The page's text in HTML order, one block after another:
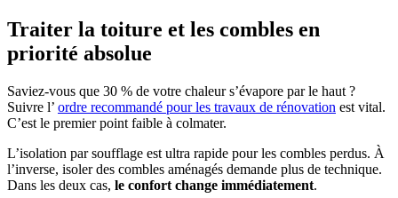
Traiter la toiture et les combles en
priorité absolue
Saviez-vous que 30 % de votre chaleur s’évapore par le haut ?
Suivre l’ ordre recommandé pour les travaux de rénovation est vital.
C’est le premier point faible à colmater.
L’isolation par soufflage est ultra rapide pour les combles perdus. À
l’inverse, isoler des combles aménagés demande plus de technique.
Dans les deux cas, le confort change immédiatement.